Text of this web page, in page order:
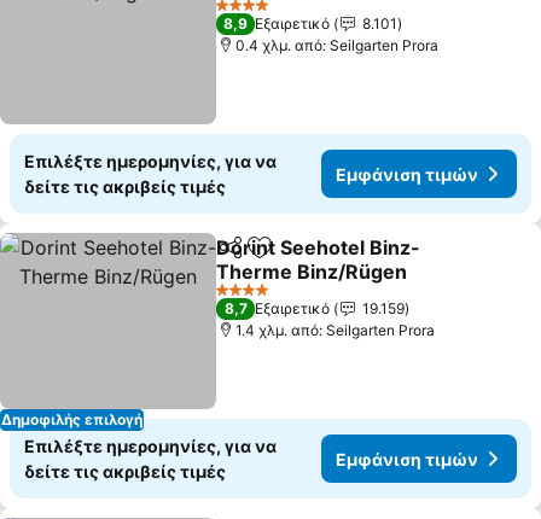
4 Αστέρια
8,9 Εξαιρετικό
8.101
0.4 χλμ. από: Seilgarten Prora
Επιλέξτε ημερομηνίες, για να
δείτε τις ακριβείς τιμές
Εμφάνιση τιμών
Δημοφιλής επιλογή
Κοινοποίηση
Προσθήκη στα αγαπημένα
Dorint Seehotel Binz-
Therme Binz/Rügen
4 Αστέρια
8,7 Εξαιρετικό
19.159
1.4 χλμ. από: Seilgarten Prora
Επιλέξτε ημερομηνίες, για να
δείτε τις ακριβείς τιμές
Εμφάνιση τιμών